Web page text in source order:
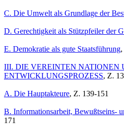
C. Die Umwelt als Grundlage der
D. Gerechtigkeit als Stützpfeiler der
E. Demokratie als gute Staatsführung
III. DIE VEREINTEN NATIONEN
ENTWICKLUNGSPROZESS, Z.
A. Die Hauptakteure, Z. 139-151
B. Informationsarbeit, Bewußtseins-
171